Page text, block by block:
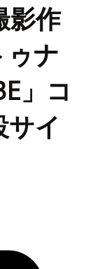
影作
ナ
」コ
イ